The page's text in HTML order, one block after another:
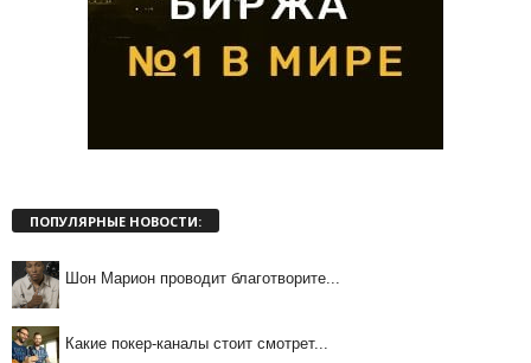
ПОПУЛЯРНЫЕ НОВОСТИ:
Шон Марион проводит благотворите...
Какие покер-каналы стоит смотрет...